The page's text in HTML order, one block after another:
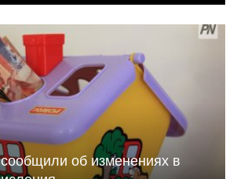
об изменениях в